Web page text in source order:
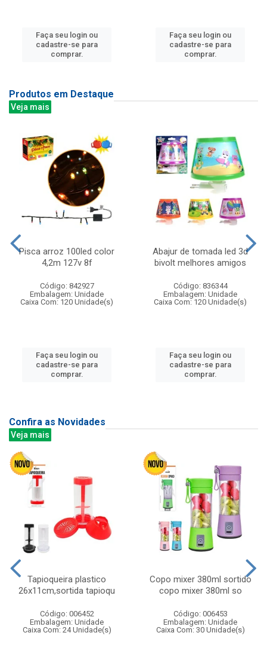
Faça seu login ou
cadastre-se para
comprar.
Faça seu login ou
cadastre-se para
comprar.
Produtos em Destaque
Veja mais
Pisca arroz 100led color
4,2m 127v 8f
Código: 842927
Embalagem: Unidade
Caixa Com: 120 Unidade(s)
Faça seu login ou
cadastre-se para
comprar.
Abajur de tomada led 3d
bivolt melhores amigos
Código: 836344
Embalagem: Unidade
Caixa Com: 120 Unidade(s)
Faça seu login ou
cadastre-se para
comprar.
Confira as Novidades
Veja mais
Tapioqueira plastico
26x11cm,sortida tapioqu
Código: 006452
Embalagem: Unidade
Caixa Com: 24 Unidade(s)
Copo mixer 380ml sortido
copo mixer 380ml so
Código: 006453
Embalagem: Unidade
Caixa Com: 30 Unidade(s)